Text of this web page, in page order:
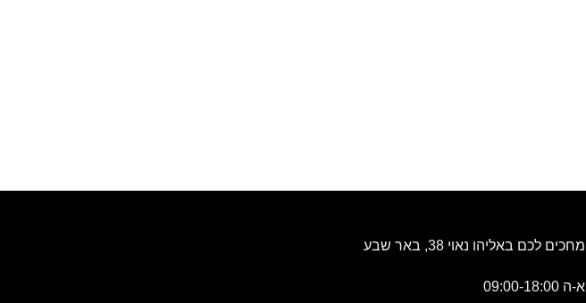
מחכים לכם באליהו נאוי 38, באר שבע
א-ה 09:00-18:00